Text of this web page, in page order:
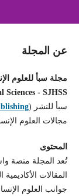
عن المجلة
Sciences - SJHSS)
سبأ للنشر (
مجالات العلوم
المحتوى
تُعد المجلة منصة
المقالات
جوانب العلوم